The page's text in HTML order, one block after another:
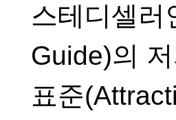
스테디셀러
Guide)의
표준